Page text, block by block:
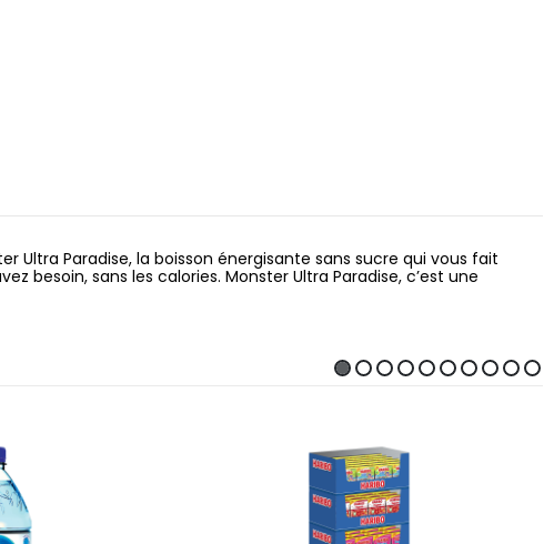
Ultra Paradise, la boisson énergisante sans sucre qui vous fait
besoin, sans les calories. Monster Ultra Paradise, c’est une